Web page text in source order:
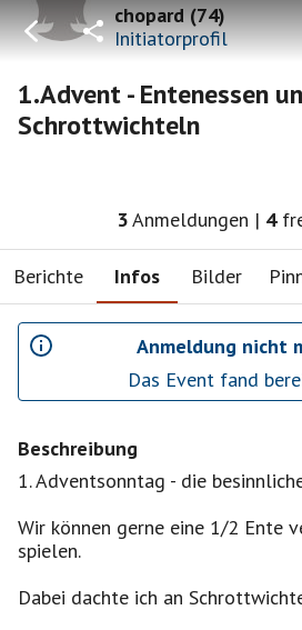
chopard(74)
Initiatorprofil
1.Advent - Entenessen
Schrottwichteln
3Anmeldungen | 4
Berichte Infos Bilder
Anmeldung nicht
Das Event fand
Beschreibung
1. Adventsonntag - die
Wir können gerne eine 1/2 Ente
spielen.
Dabei dachte ich an